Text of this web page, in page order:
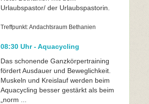
Urlaubspastor/ der Urlaubspastorin.
Treffpunkt: Andachtsraum Bethanien
08:30 Uhr - Aquacycling
Das schonende Ganzkörpertraining
fördert Ausdauer und Beweglichkeit.
Muskeln und Kreislauf werden beim
Aquacycling besser gestärkt als beim
„norm ...